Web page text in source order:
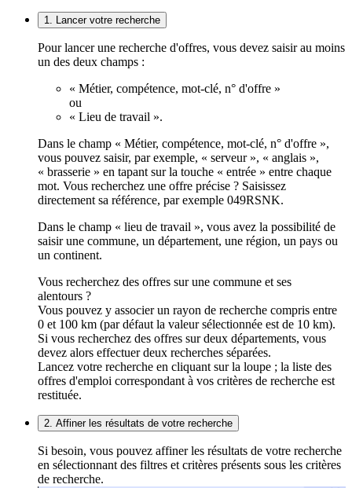
1. Lancer votre recherche
Pour lancer une recherche d'offres, vous devez saisir au moins
un des deux champs :
« Métier, compétence, mot-clé, n° d'offre »
ou
« Lieu de travail ».
Dans le champ « Métier, compétence, mot-clé, n° d'offre »,
vous pouvez saisir, par exemple, « serveur », « anglais »,
« brasserie » en tapant sur la touche « entrée » entre chaque
mot. Vous recherchez une offre précise ? Saisissez
directement sa référence, par exemple 049RSNK.
Dans le champ « lieu de travail », vous avez la possibilité de
saisir une commune, un département, une région, un pays ou
un continent.
Vous recherchez des offres sur une commune et ses
alentours ?
Vous pouvez y associer un rayon de recherche compris entre
0 et 100 km (par défaut la valeur sélectionnée est de 10 km).
Si vous recherchez des offres sur deux départements, vous
devez alors effectuer deux recherches séparées.
Lancez votre recherche en cliquant sur la loupe ; la liste des
offres d'emploi correspondant à vos critères de recherche est
restituée.
2. Affiner les résultats de votre recherche
Si besoin, vous pouvez affiner les résultats de votre recherche
en sélectionnant des filtres et critères présents sous les critères
de recherche.